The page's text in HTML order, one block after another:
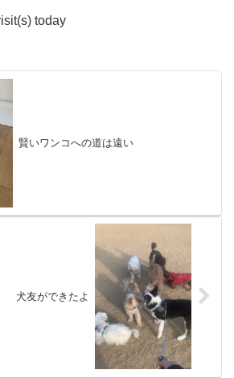
today
賢いワンコへの道は遠い
犬友ができたよ